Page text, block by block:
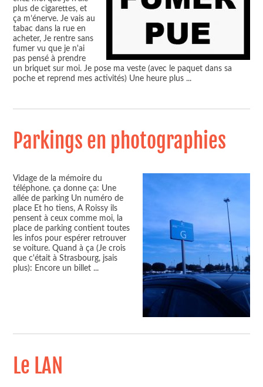
plus de cigarettes, et
ça m’énerve. Je vais au
tabac dans la rue en
acheter, Je rentre sans
fumer vu que je n'ai
pas pensé à prendre
un briquet sur moi. Je pose ma veste (avec le paquet dans sa
poche et reprend mes activités) Une heure plus ...
Parkings en photographies
Vidage de la mémoire du
téléphone. ça donne ça: Une
allée de parking Un numéro de
place Et ho tiens, A Roissy ils
pensent à ceux comme moi, la
place de parking contient toutes
les infos pour espérer retrouver
se voiture. Quand à ça (Je crois
que c'était à Strasbourg, jsais
plus): Encore un billet ...
Le LAN